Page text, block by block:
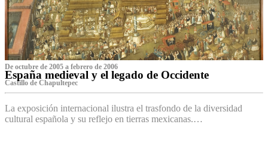
De octubre de 2005 a febrero de 2006
España medieval y el legado de Occidente
Castillo de Chapultepec
La exposición internacional ilustra el trasfondo de la diversidad
cultural española y su reflejo en tierras mexicanas.…